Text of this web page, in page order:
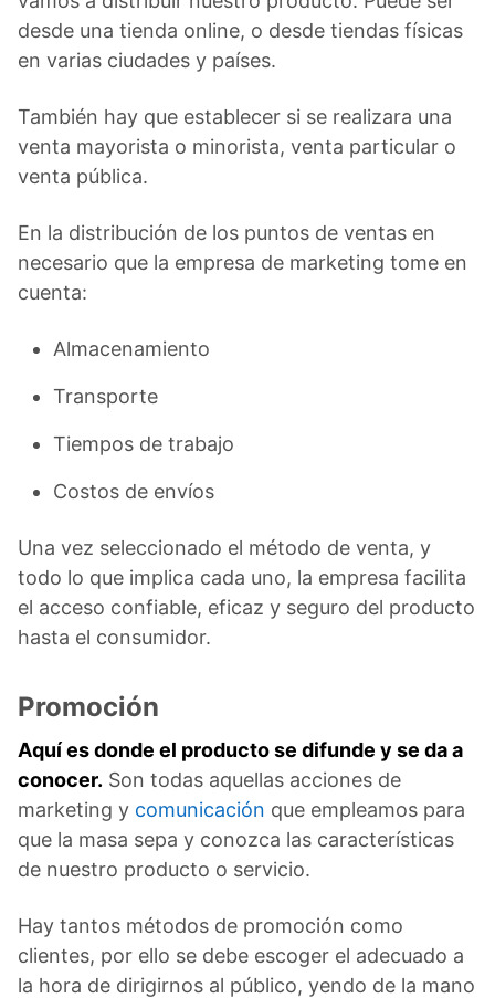
desde una tienda online, o desde tiendas físicas
en varias ciudades y países.
También hay que establecer si se realizara una
venta mayorista o minorista, venta particular o
venta pública.
En la distribución de los puntos de ventas en
necesario que la empresa de marketing tome en
cuenta:
Almacenamiento
Transporte
Tiempos de trabajo
Costos de envíos
Una vez seleccionado el método de venta, y
todo lo que implica cada uno, la empresa facilita
el acceso confiable, eficaz y seguro del producto
hasta el consumidor.
Promoción
Aquí es donde el producto se difunde y se da a
conocer. Son todas aquellas acciones de
marketing y comunicación que empleamos para
que la masa sepa y conozca las características
de nuestro producto o servicio.
Hay tantos métodos de promoción como
clientes, por ello se debe escoger el adecuado a
la hora de dirigirnos al público, yendo de la mano